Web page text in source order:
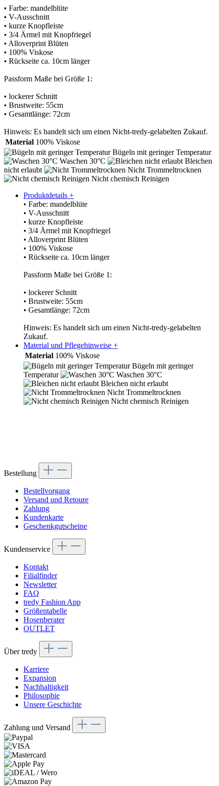
• Farbe: mandelblüte
• V-Ausschnitt
• kurze Knopfleiste
• 3/4 Ärmel mit Knopfriegel
• Alloverprint Blüten
• 100% Viskose
• Rückseite ca. 10cm länger
Passform Maße bei Größe 1:
• lockerer Schnitt
• Brustweite: 55cm
• Gesamtlänge: 72cm
Hinweis: Es handelt sich um einen Nicht-tredy-gelabelten Zukauf.
Material 100% Viskose
Bügeln mit geringer Temperatur
Waschen 30°C
Bleichen
nicht erlaubt
Nicht Trommeltrocknen
Nicht chemisch Reinigen
Produktdetails +
• Farbe: mandelblüte
• V-Ausschnitt
• kurze Knopfleiste
• 3/4 Ärmel mit Knopfriegel
• Alloverprint Blüten
• 100% Viskose
• Rückseite ca. 10cm länger
Passform Maße bei Größe 1:
• lockerer Schnitt
• Brustweite: 55cm
• Gesamtlänge: 72cm
Hinweis: Es handelt sich um einen Nicht-tredy-gelabelten
Zukauf.
Material und Pflegehinweise +
Material 100% Viskose
Bügeln mit geringer
Temperatur
Waschen 30°C
Bleichen nicht erlaubt
Nicht Trommeltrocknen
Nicht chemisch Reinigen
Bestellung
Bestellvorgang
Versand und Retoure
Zahlung
Kundenkarte
Geschenkgutscheine
Kundenservice
Kontakt
Filialfinder
Newsletter
FAQ
tredy Fashion App
Größentabelle
Hosenberater
OUTLET
Über tredy
Karriere
Expansion
Nachhaltigkeit
Philosophie
Unsere Geschichte
Zahlung und Versand